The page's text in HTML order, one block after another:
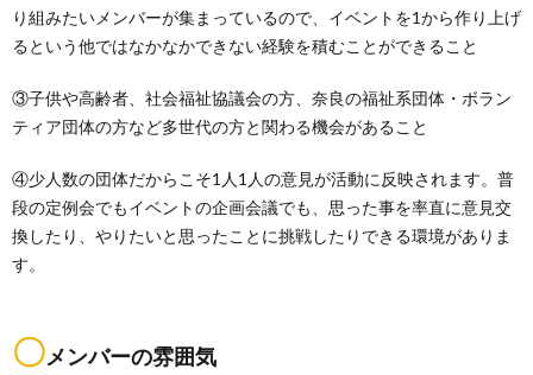
り組みたいメンバーが集まっているので、イベントを1から作り上げ
るという他ではなかなかできない経験を積むことができること
③子供や高齢者、社会福祉協議会の方、奈良の福祉系団体・ボラン
ティア団体の方など多世代の方と関わる機会があること
④少人数の団体だからこそ1人1人の意見が活動に反映されます。普
段の定例会でもイベントの企画会議でも、思った事を率直に意見交
換したり、やりたいと思ったことに挑戦したりできる環境がありま
す。
〇メンバーの雰囲気